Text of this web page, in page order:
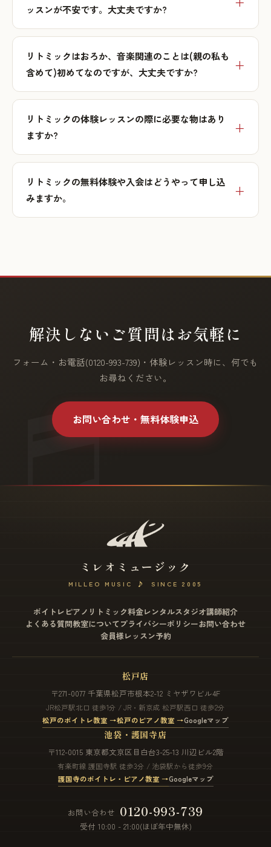
ッスンが不安です。大丈夫ですか?
リトミックはおろか、音楽関連のことは(親の私も
含めて)初めてなのですが、大丈夫ですか?
リトミックの体験レッスンの際に必要な物はあり
ますか?
リトミックの無料体験や入会はどうやって申し込
みますか。
解決しないご質問はお気軽に
フォーム・お電話(0120-993-739)・体験レッスン時に、何でも
お尋ねください。
お問い合わせ・無料体験申込
ミレオミュージック
MILLEO MUSIC ♪ SINCE 2005
ボイトレ ピアノ リトミック料金レンタルスタジオ講師紹介
よくある質問教室について プライバシーポリシーお問い合わせ
会員様レッスン予約
松戸店
〒271-0077 千葉県松戸市根本2-12 ミヤザワビル4F
JR松戸駅北口 徒歩1分 / JR・新京成 松戸駅西口 徒歩2分
松戸のボイトレ教室 →松戸のピアノ教室 →Googleマップ
池袋・護国寺店
〒112-0015 東京都文京区目白台3-25-13 川辺ビル2階
有楽町線 護国寺駅 徒歩3分 / 池袋駅から徒歩9分
護国寺のボイトレ・ピアノ教室 →Googleマップ
お問い合わせ 0120-993-739
受付 10:00 - 21:00(ほぼ年中無休)